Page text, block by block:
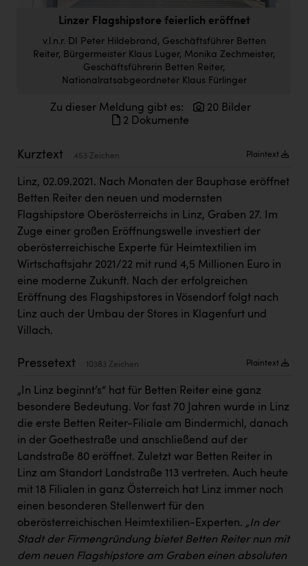
ERLUS AG
Fristads Austria
Immotech
INTERSPAR
INTERSPORT Austria
Jesolo
Jane Goodall Institute Austria
Kärcher
KEBA
KIWI Kinderwunsch Institut Dr. Loimer
KLIPP Frisör
Kleider Bauer
Kremsmüller Anlagenbau GmbH
Maximarkt
Oldtimer Raststationen und Motorhotels
Österreichischer Kachelofenverband
Linzer Flagshipstore feierlich eröffnet
v.l.n.r. DI Peter Hildebrand, Geschäftsführer Betten
Reiter, Bürgermeister Klaus Luger, Monika Zechmeister,
Geschäftsführerin Betten Reiter,
Nationalratsabgeordneter Klaus Fürlinger
Zu dieser Meldung gibt es:
20 Bilder
2 Dokumente
Kurztext 453 Zeichen Plaintext
Linz, 02.09.2021. Nach Monaten der Bauphase eröffnet
Betten Reiter den neuen und modernsten
Flagshipstore Oberösterreichs in Linz, Graben 27. Im
Zuge einer großen Eröffnungswelle investiert der
oberösterreichische Experte für Heimtextilien im
Wirtschaftsjahr 2021/22 mit rund 4,5 Millionen Euro in
eine moderne Zukunft. Nach der erfolgreichen
Eröffnung des Flagshipstores in Vösendorf folgt nach
Linz auch der Umbau der Stores in Klagenfurt und
Villach.
Pressetext 10383 Zeichen Plaintext
„In Linz beginnt’s“ hat für Betten Reiter eine ganz
besondere Bedeutung. Vor fast 70 Jahren wurde in Linz
die erste Betten Reiter-Filiale am Bindermichl, danach
in der Goethestraße und anschließend auf der
Landstraße 80 eröffnet. Zuletzt war Betten Reiter in
Linz am Standort Landstraße 113 vertreten. Auch heute
mit 18 Filialen in ganz Österreich hat Linz immer noch
einen besonderen Stellenwert für den
oberösterreichischen Heimtextilien-Experten. „In der
Stadt der Firmengründung bietet Betten Reiter nun mit
dem neuen Flagshipstore am Graben einen absoluten